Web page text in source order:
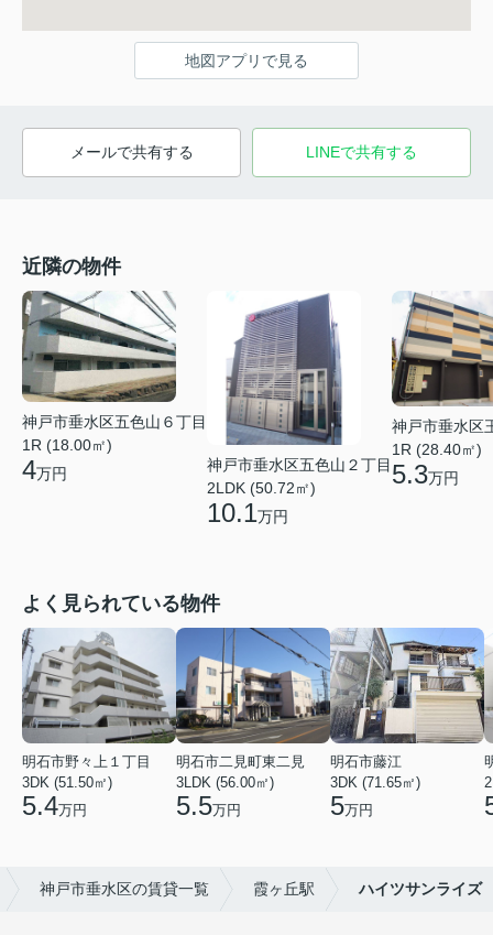
地図アプリで見る
メールで共有する LINEで共有する
近隣の物件
神戸市垂水区五色山６丁目
1R (18.00㎡)
4万円
神戸市垂水区五色山２丁目
2LDK (50.72㎡)
10.1万円
神戸市垂水区
1R (28.40㎡)
5.3万円
よく見られている物件
明石市野々上１丁目
3DK (51.50㎡)
5.4万円
明石市二見町東二見
3LDK (56.00㎡)
5.5万円
明石市藤江
3DK (71.65㎡)
5万円
神戸市垂水区の賃貸一覧 霞ヶ丘駅 ハイツサンライズ